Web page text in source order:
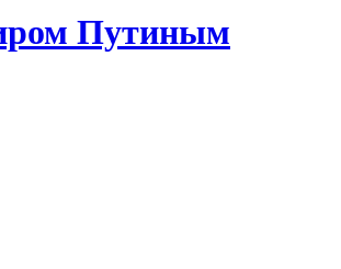
Путиным